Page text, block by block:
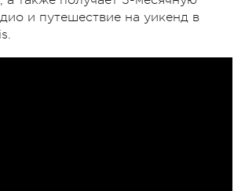
и путешествие на уикенд в